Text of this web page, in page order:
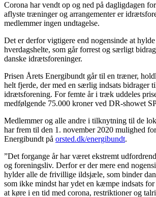
Corona har vendt op og ned på dagligdagen
aflyste træninger og arrangementer er
medlemmer ingen undtagelse.
Det er derfor vigtigere end nogensinde at
hverdagshelte, som går forrest og særligt
danske idrætsforeninger.
Prisen Årets Energibundt går til en træner,
helt fjerde, der med en særlig indsats bidrager
idrætsforening. For femte år i træk uddeles
medfølgende 75.000 kroner ved DR-showet
Medlemmer og alle andre i tilknytning til de
har frem til den 1. november 2020 mulighed
Energibundt på orsted.dk/energibundt.
”Det forgange år har været ekstremt
og foreningsliv. Derfor er der mere end
hylder alle de frivillige ildsjæle, som binder
som ikke mindst har ydet en kæmpe indsats
at køre i en tid med corona, restriktioner og